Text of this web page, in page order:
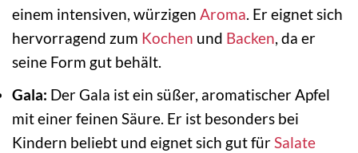
einem intensiven, würzigen Aroma . Er eignet sich
hervorragend zum Kochen und Backen , da er
seine Form gut behält.
Gala: Der Gala ist ein süßer, aromatischer Apfel
mit einer feinen Säure. Er ist besonders bei
Kindern beliebt und eignet sich gut fürSalate